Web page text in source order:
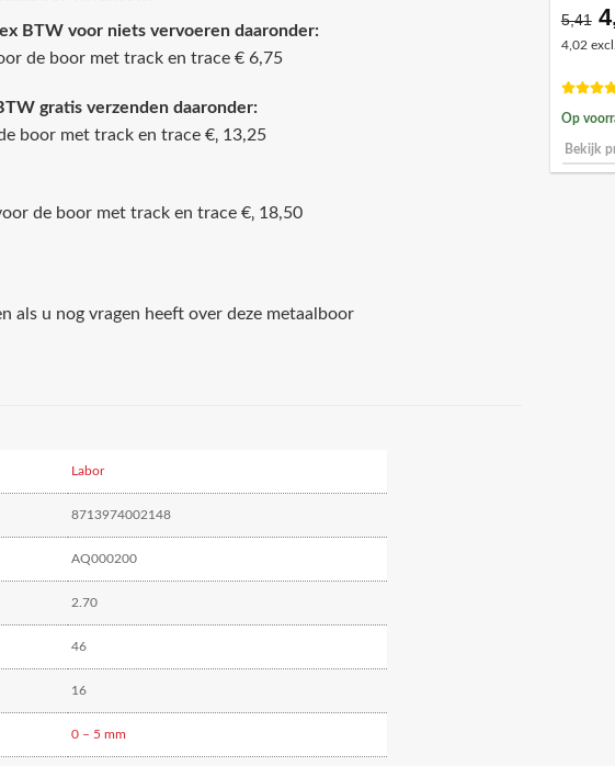
BTW voor niets vervoeren daaronder:
de boor met track en trace € 6,75
gratis verzenden daaronder:
boor met track en trace €‚ 13,25
de boor met track en trace €‚ 18,50
als u nog vragen heeft over deze metaalboor
Labor
8713974002148
AQ000200
2.70
46
16
0 – 5 mm
5,41
4,02
Op
Bekijk